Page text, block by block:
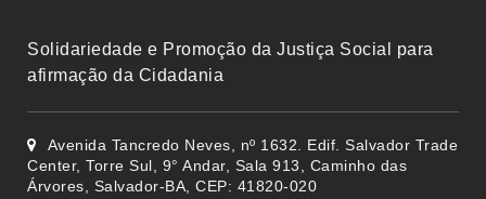
Solidariedade e Promoção da Justiça Social para
afirmação da Cidadania
Avenida Tancredo Neves, nº 1632. Edif. Salvador Trade
Center, Torre Sul, 9° Andar, Sala 913, Caminho das
Árvores, Salvador-BA, CEP: 41820-020